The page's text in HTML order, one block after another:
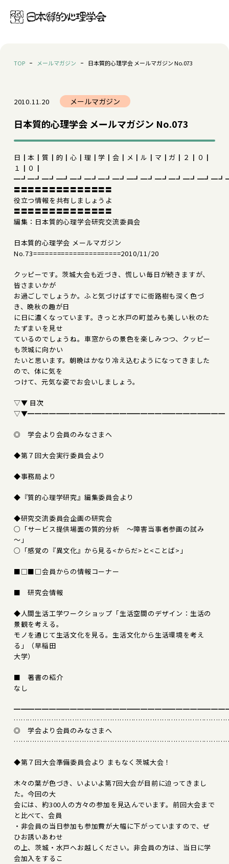
TOP メールマガジン 日本質的心理学会 メールマガジン No.073
2010.11.20 メールマガジン
日本質的心理学会 メールマガジン No.073
日┃本┃質┃的┃心┃理┃学┃会┃メ┃ル┃マ┃ガ┃２┃０┃
１┃０┃
〓〓〓〓〓〓〓〓〓〓〓〓〓〓
役立つ情報を共有しましょうよ
〓〓〓〓〓〓〓〓〓〓〓〓〓〓
編集：日本質的心理学会研究交流委員会
日本質的心理学会 メールマガジン
No.73======================2010/11/20
クッピーです。茨城大会も近づき、慌しい毎日が続きますが、
皆さまいかが
お過ごしでしょうか。ふと気づけばすでに街路樹も深く色づ
き、晩秋の趣が日
に日に濃くなっています。きっと水戸の町並みも美しい秋のた
たずまいを見せ
ているのでしょうね。車窓からの景色を楽しみつつ、クッピー
も茨城に向かい
たいと思います。朝晩はかなり冷え込むようになってきました
ので、体に気を
つけて、元気な姿でお会いしましょう。
▽▼ 目次
▽▼━━━━━━━━━━━━━━━━━━━━━━━━━━━━
◎ 学会より会員のみなさまへ
◆第７回大会実行委員会より
◆事務局より
◆『質的心理学研究』編集委員会より
◆研究交流委員会企画の研究会
○「サービス提供場面の質的分析 ～障害当事者参画の試み
～」
○「感覚の『異文化』から見る<からだ>と<ことば>」
■□■□会員からの情報コーナー
■ 研究会情報
◆人間生活工学ワークショップ「生活空間のデザイン：生活の
景観を考える。
モノを通じて生活文化を見る。生活文化から生活環境を考え
る」（早稲田
大学）
■ 著書の紹介
なし
◎ 学会より会員のみなさまへ
◆第７回大会準備委員会より まもなく茨城大会！
木々の葉が色づき、いよいよ第7回大会が目前に迫ってきまし
た。今回の大
会には、約300人の方々の参加を見込んでいます。前回大会まで
と比べて、会員
・非会員の当日参加も参加費が大幅に下がっていますので、ぜ
ひお誘いあわせ
の上、茨城・水戸へお越しください。非会員の方は、当日に学
会加入をするこ